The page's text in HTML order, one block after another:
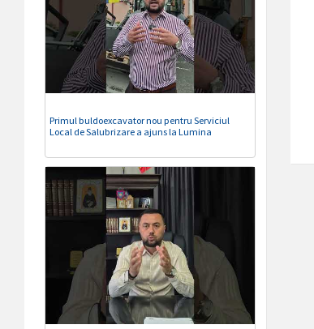
Primul buldoexcavator nou pentru Serviciul
Local de Salubrizare a ajuns la Lumina